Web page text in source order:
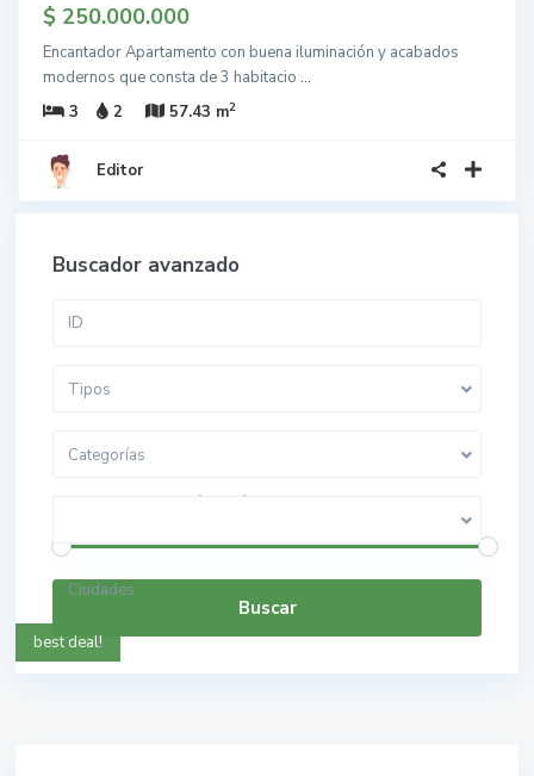
$ 250.000.000
Encantador Apartamento con buena iluminación y acabados
modernos que consta de 3 habitacio ...
3
2 57.43 m2
Editor
Buscador avanzado
Tipos
Categorías
Rango de precios: $ 0 a $ 5.000.000.000
Ciudades
Buscar
best deal!